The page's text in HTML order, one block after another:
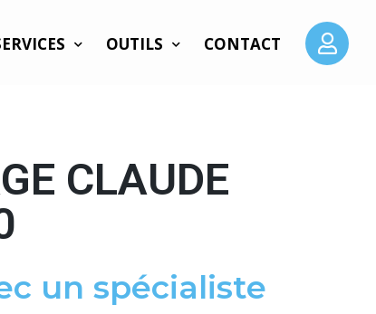
OUTILS CONTACT
CLAUDE
un spécialiste